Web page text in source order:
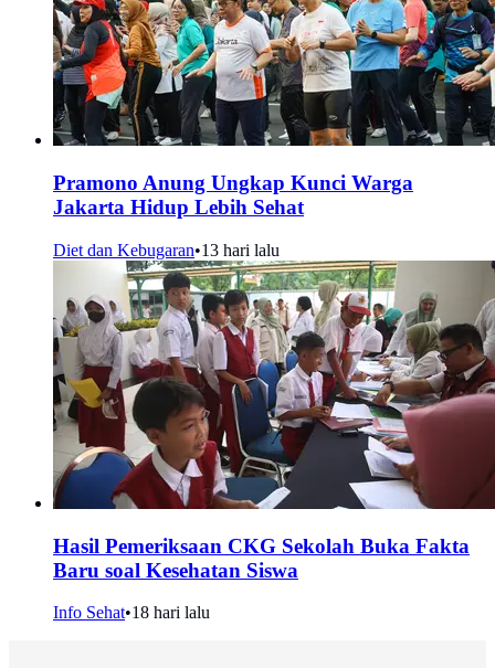
Pramono Anung Ungkap Kunci Warga
Jakarta Hidup Lebih Sehat
Diet dan Kebugaran•13 hari lalu
Hasil Pemeriksaan CKG Sekolah Buka Fakta
Baru soal Kesehatan Siswa
Info Sehat•18 hari lalu